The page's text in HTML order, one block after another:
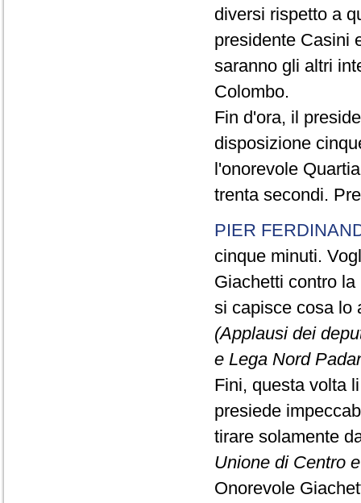
diversi rispetto a
presidente Casini
saranno gli altri
Colombo.
Fin d'ora, il
disposizione
l'onorevole
trenta secondi.
PIER
cinque minuti.
Giachetti contro
si capisce cosa lo
(Applausi dei
e Lega Nord
Fini, questa volta
presiede
tirare solamente
Unione di Centro
Onorevole